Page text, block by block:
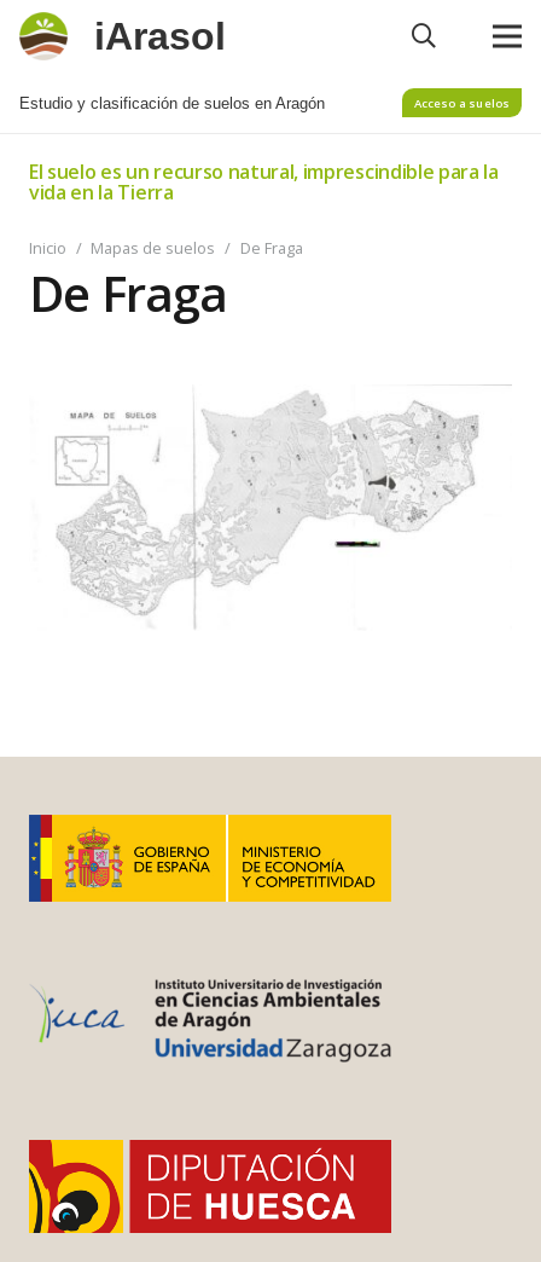
iArasol
Estudio y clasificación de suelos en Aragón Acceso a suelos
El suelo es un recurso natural, imprescindible para la
vida en la Tierra
Inicio / Mapas de suelos / De Fraga
De Fraga